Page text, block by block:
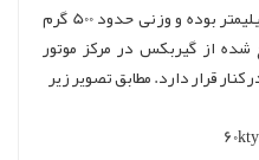
ابعاد بیرونی این موتور 60 *60 *60 میلیمتر بوده و وزنی حدود 500 گرم
از گیربکس در مرکز موتور
قرار دارد. مطابق تصویر زیر